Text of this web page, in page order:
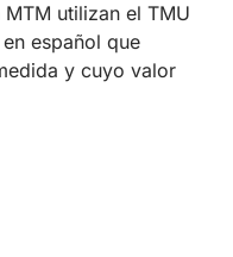
utilizan el TMU
español que
y cuyo valor